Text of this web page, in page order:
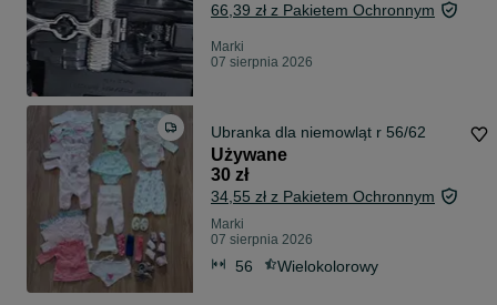
66,39 zł z Pakietem Ochronnym
Marki
07 sierpnia 2026
Ubranka dla niemowląt r 56/62
Używane
30 zł
34,55 zł z Pakietem Ochronnym
Marki
07 sierpnia 2026
56 Wielokolorowy